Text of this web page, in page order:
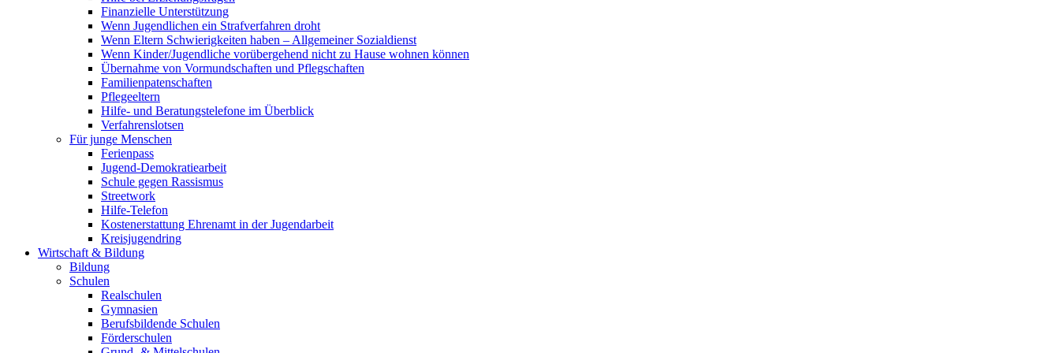
Finanzielle Unterstützung
Wenn Jugendlichen ein Strafverfahren droht
Wenn Eltern Schwierigkeiten haben – Allgemeiner Sozialdienst
Wenn Kinder/Jugendliche vorübergehend nicht zu Hause wohnen können
Übernahme von Vormundschaften und Pflegschaften
Familienpatenschaften
Pflegeeltern
Hilfe- und Beratungstelefone im Überblick
Verfahrenslotsen
Für junge Menschen
Ferienpass
Jugend-Demokratiearbeit
Schule gegen Rassismus
Streetwork
Hilfe-Telefon
Kostenerstattung Ehrenamt in der Jugendarbeit
Kreisjugendring
Wirtschaft & Bildung
Bildung
Schulen
Realschulen
Gymnasien
Berufsbildende Schulen
Förderschulen